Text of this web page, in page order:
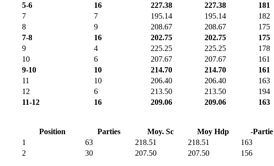
5-6
16 227.38 227.38 181
7
7 195.14 195.14 182
8
9 208.67 208.67 175
7-8
16 202.75 202.75 175
9
4 225.25 225.25 178
10
6 207.67 207.67 161
9-10
10 214.70 214.70 161
11
10 206.40 206.40 163
12
6 213.50 213.50 194
11-12
16 209.06 209.06 163
Position
Parties Moy. Sc Moy Hdp -Partie
1
63 218.51 218.51 163
2
30 207.50 207.50 156